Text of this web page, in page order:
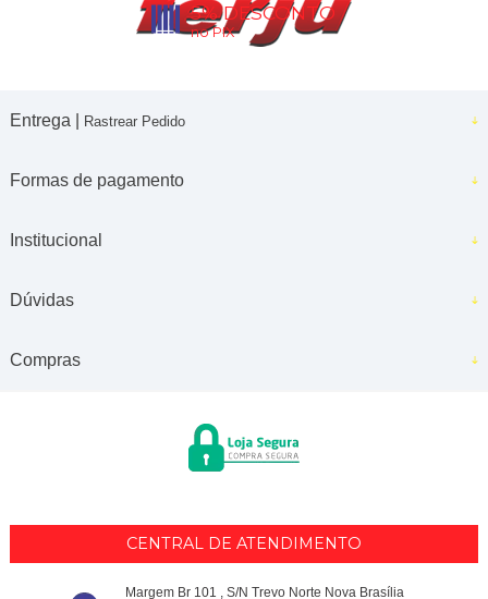
5% DESCONTO
no PIX
Entrega | Rastrear Pedido
Formas de pagamento
Institucional
Dúvidas
Compras
CENTRAL DE ATENDIMENTO
Margem Br 101 , S/N Trevo Norte Nova Brasília